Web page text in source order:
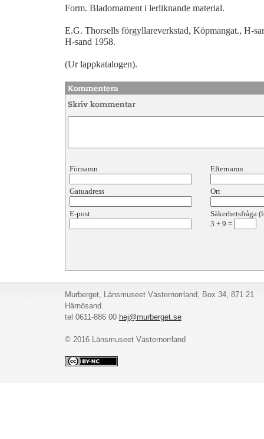
Form. Bladornament i lerliknande material.
E.G. Thorsells förgyllareverkstad, Köpmangat., H-
H-sand 1958.
(Ur lappkatalogen).
Förnamn Efternamn
Gatuadress Ort
E-post
Säkerhetsfråga
3 + 9 =
Murberget, Länsmuseet Västernorrland, Box 34, 871 21
Härnösand.
tel 0611-886 00 hej@murberget.se
© 2016 Länsmuseet Västernorrland